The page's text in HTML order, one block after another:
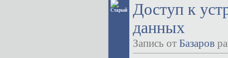
Доступ к
данных
Запись от Базаров